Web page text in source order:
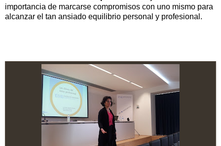
importancia de marcarse compromisos con uno mismo para
alcanzar el tan ansiado equilibrio personal y profesional.